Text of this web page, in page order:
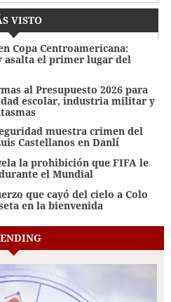
VISTO
Copa Centroamericana:
asalta el primer lugar del
al Presupuesto 2026 para
escolar, industria militar y
muestra crimen del
Castellanos en Danlí
la prohibición que FIFA le
el Mundial
que cayó del cielo a Colo
en la bienvenida